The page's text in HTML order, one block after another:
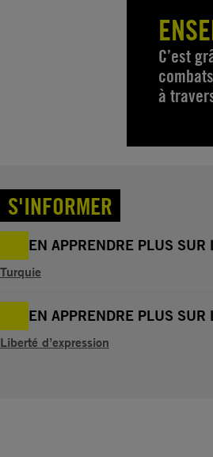
C’est
à
S'INFORMER
EN APPRENDRE PLUS SUR
Turquie
EN APPRENDRE PLUS SUR
Liberté d’expression